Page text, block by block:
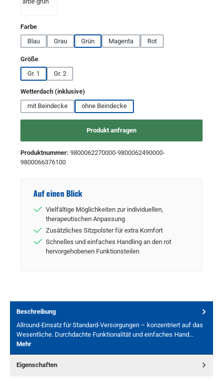
Farbeauswählen
Blau
Grau Grün Magenta Rot
Größeauswählen
Gr. 1
Gr. 2
Wetterdach (inklusive)
mit Beindecke
ohne Beindecke
Produkt anfragen
Produktnummer: 9800062270000-9800062490000-
9800066376100
Auf einen Blick
Vielfältige Möglichkeiten zur individuellen,
therapeutischen Anpassung
Zusätzliches Sitzpolster für extra Komfort
Schnelles und einfaches Handling an den rot
hervorgehobenen Funktionsteilen
Beschreibung
Allround-Einsatz für Standard-Versorgungen – konzentriert auf das
Wesentliche. Durchdachte Funktionalität und einfaches Hand…
Mehr
Eigenschaften